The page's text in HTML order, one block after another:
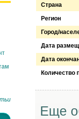
Страна
Регион
Город/
Дата
Дата
Количество
Еще